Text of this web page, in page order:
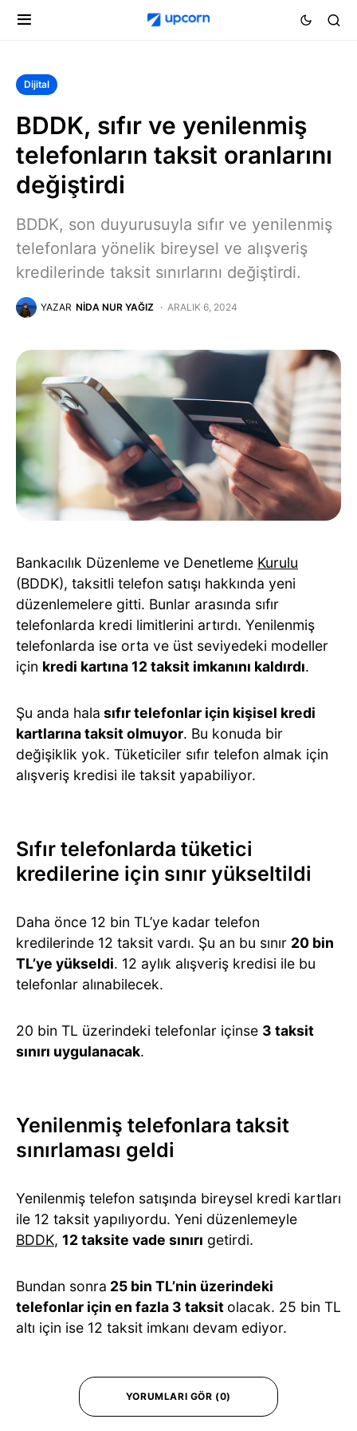
Dijital
BDDK, sıfır ve yenilenmiş
telefonların taksit oranlarını
değiştirdi
BDDK, son duyurusuyla sıfır ve yenilenmiş
telefonlara yönelik bireysel ve alışveriş
kredilerinde taksit sınırlarını değiştirdi.
YAZAR NIDA NUR YAĞIZ ARALIK 6, 2024
Bankacılık Düzenleme ve Denetleme Kurulu
(BDDK), taksitli telefon satışı hakkında yeni
düzenlemelere gitti. Bunlar arasında sıfır
telefonlarda kredi limitlerini artırdı. Yenilenmiş
telefonlarda ise orta ve üst seviyedeki modeller
için kredi kartına 12 taksit imkanını kaldırdı.
Şu anda hala sıfır telefonlar için kişisel kredi
kartlarına taksit olmuyor. Bu konuda bir
değişiklik yok. Tüketiciler sıfır telefon almak için
alışveriş kredisi ile taksit yapabiliyor.
Sıfır telefonlarda tüketici
kredilerine için sınır yükseltildi
Daha önce 12 bin TL’ye kadar telefon
kredilerinde 12 taksit vardı. Şu an bu sınır 20 bin
TL’ye yükseldi. 12 aylık alışveriş kredisi ile bu
telefonlar alınabilecek.
20 bin TL üzerindeki telefonlar içinse 3 taksit
sınırı uygulanacak.
Yenilenmiş telefonlara taksit
sınırlaması geldi
Yenilenmiş telefon satışında bireysel kredi kartları
ile 12 taksit yapılıyordu. Yeni düzenlemeyle
BDDK, 12 taksite vade sınırı getirdi.
Bundan sonra 25 bin TL’nin üzerindeki
telefonlar için en fazla 3 taksit olacak. 25 bin TL
altı için ise 12 taksit imkanı devam ediyor.
YORUMLARI GÖR (0)